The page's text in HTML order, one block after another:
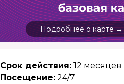
Срок действия: 12 месяцев
Посещение: 24/7
Подробнее о карте →